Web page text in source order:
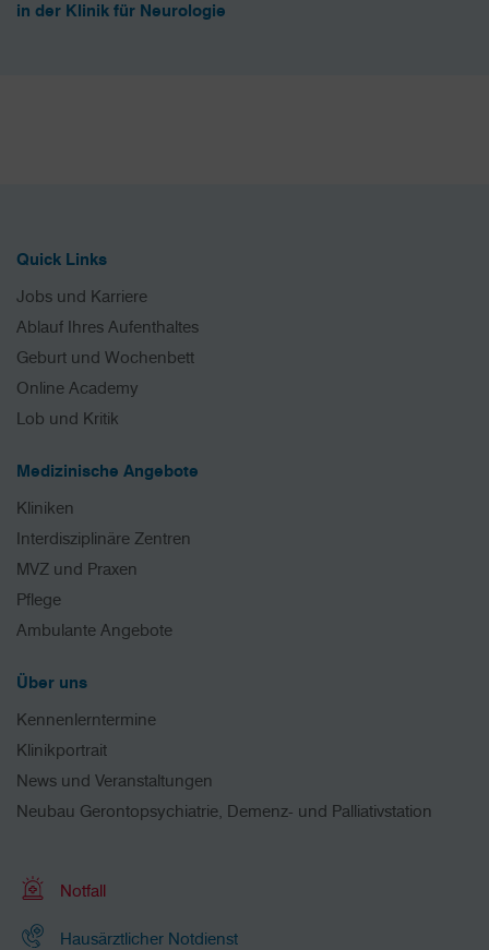
in der Klinik für Neurologie
Quick Links
Jobs und Karriere
Ablauf Ihres Aufenthaltes
Geburt und Wochenbett
Online Academy
Lob und Kritik
Medizinische Angebote
Kliniken
Interdisziplinäre Zentren
MVZ und Praxen
Pflege
Ambulante Angebote
Über uns
Kennenlerntermine
Klinikportrait
News und Veranstaltungen
Neubau Gerontopsychiatrie, Demenz- und Palliativstation
Notfall
Hausärztlicher Notdienst